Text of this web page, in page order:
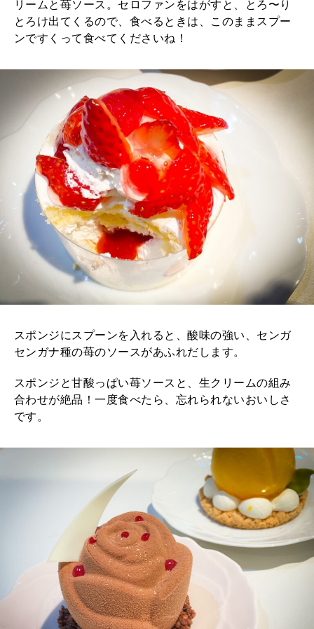
リームと苺ソース。セロファンをはがすと、とろ〜り
とろけ出てくるので、食べるときは、このままスプー
ンですくって食べてくださいね！
スポンジにスプーンを入れると、酸味の強い、センガ
センガナ種の苺のソースがあふれだします。
スポンジと甘酸っぱい苺ソースと、生クリームの組み
合わせが絶品！一度食べたら、忘れられないおいしさ
です。